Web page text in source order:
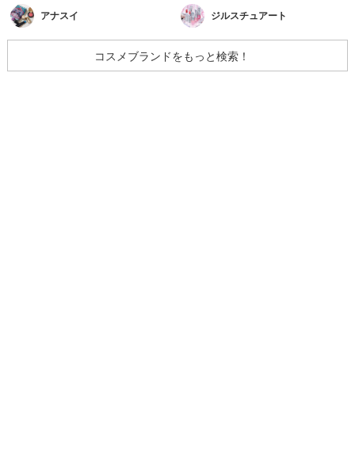
アナスイ ジルスチュアート
コスメブランドをもっと検索！